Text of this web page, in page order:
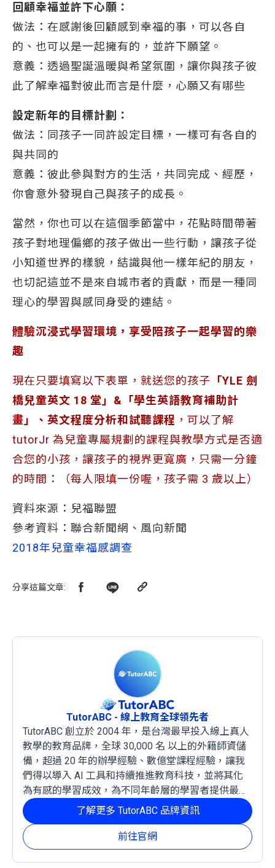
回顧幸福並許下心願：
做法：在感謝後回顧感到幸福的事，可以各自
的、也可以是一起擁有的，並許下願望。
意義：透過聖誕溫暖與希望氛圍，讓你與孩子彼
此了解幸福對彼此而言是什麼，心願又有哪些
設定新年的目標計劃：
做法：同孩子一同許設定目標，一樣可有各自的
與共同的
意義：彼此參與對方的生活，共同完成、經歷，
你會意外發現自己與孩子的成長。
當然，你也可以在這個季節當中，花點時間帶著
孩子對地理偏鄉的孩子做出一些行動，讓孩子從
小知道世界的樣貌，結識與他一樣年紀的朋友，
也切記這並不是來自城市者的貢獻，而是一種同
理心的學習與感同身受的連結。
體驗沉浸式學習環境，享受陪孩子一起學習的樂
趣
現在只要填寫以下表單，就送您的孩子 「YLE 劍
橋兒童英文 18 堂」&「學生英語教育補助計
畫」、英文程度分析和試聽課程 ，可以了解
tutorJr 為兒童專屬規劃的課程與教學方式是否適
合您的小孩，讓孩子的視界更寬廣，只需一分鐘
的時間：（每人限填一份喔，孩子需 3 歲以上）
資料來源：兒福聯盟
參考資料：聯合新聞網、風向新聞
2018年兒童幸福感調查
分享這篇文章:
TutorABC - 線上教育全球領先者
TutorABC 創立於 2004 年，是台灣最早投入線上真人
教學的教育品牌，全球 30,000 名 以上的外籍師資儲
備，超過 20 年的辦學經驗、數億堂課程經驗，讓我
們得以導入 AI 工具和持續推進教育科技，並將其化
為有感的學習成效，為不同年齡層的學習者提供最穩
定且有效的成長路徑。
前往官網
了解更多 TutorABC 品牌資訊